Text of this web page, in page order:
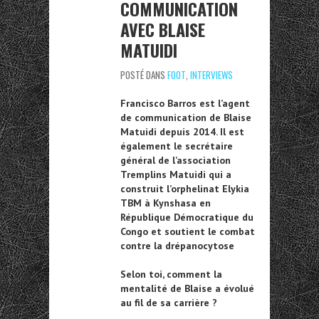
COMMUNICATION
AVEC BLAISE
MATUIDI
POSTÉ DANS FOOT INTERVIEWS
Francisco Barros est l’agent
de communication de Blaise
Matuidi depuis 2014. Il est
également le secrétaire
général de l’association
Tremplins Matuidi qui a
construit l’orphelinat Elykia
TBM à Kynshasa en
République Démocratique du
Congo et soutient le combat
contre la drépanocytose
Selon toi, comment la
mentalité de Blaise a évolué
au fil de sa carrière ?